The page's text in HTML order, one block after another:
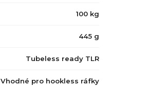
100 kg
445 g
Tubeless ready TLR
Vhodné pro hookless ráfky